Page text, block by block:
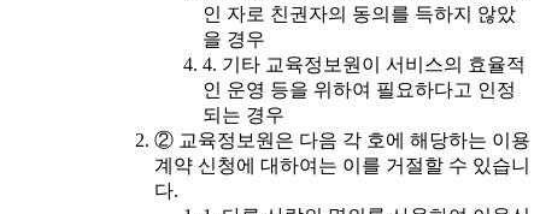
인 자로 친권자의 동의를 득하지 않았
을 경우
4. 기타 교육정보원이 서비스의 효율적
인 운영 등을 위하여 필요하다고 인정
되는 경우
② 교육정보원은 다음 각 호에 해당하는 이용
계약 신청에 대하여는 이를 거절할 수 있습니
다.